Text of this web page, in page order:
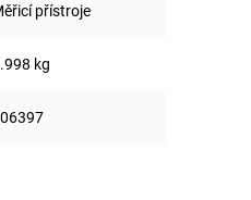
přístroje
kg